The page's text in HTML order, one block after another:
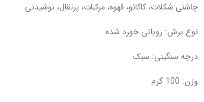
چاشنی:شکلات، کاکائو، قهوه، مرکبات، پرتقال، نوشیدنی
نوع برش: روبانی خورد شده
درجه سنگینی: سبک
وزن: 100 گرم